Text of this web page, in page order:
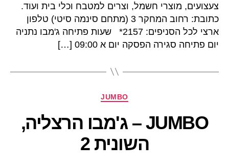
צעצועים, מוצרי חשמל, וצרים למטבח וכלי בית ועוד.
כתובת: רחוב המחקר 3 (מתחם סינמה סיטי) טלפון
ארצי לכל הסניפים: 2157* שעות פתיחה ג'מבו נתניה
יום פתיחה סגירה הפסקה יום א 09:00 […]
קטגוריותJUMBO
JUMBO – ג'מבו הרצליה,
השונית 2